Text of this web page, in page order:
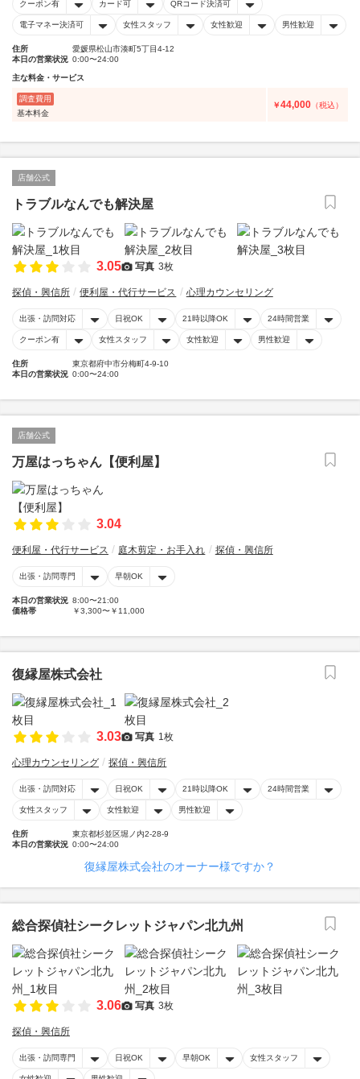
クーポン有 カード可 QRコード決済可
電子マネー決済可 女性スタッフ 女性歓迎 男性歓迎
住所
愛媛県松山市湊町5丁目4-12
本日の営業状況 0:00〜24:00
主な料金・サービス
調査費用
基本料金
￥44,000 （税込）
店舗公式
トラブルなんでも解決屋
3.05 写真 3枚
探偵・興信所 便利屋・代行サービス 心理カウンセリング
出張・訪問対応 日祝OK 21時以降OK 24時間営業
クーポン有 女性スタッフ 女性歓迎 男性歓迎
住所
東京都府中市分梅町4-9-10
本日の営業状況 0:00〜24:00
店舗公式
万屋はっちゃん【便利屋】
3.04
便利屋・代行サービス 庭木剪定・お手入れ 探偵・興信所
出張・訪問専門 早朝OK
本日の営業状況 8:00〜21:00
価格帯
￥3,300〜￥11,000
復縁屋株式会社
3.03 写真 1枚
心理カウンセリング 探偵・興信所
出張・訪問対応 日祝OK 21時以降OK 24時間営業
女性スタッフ 女性歓迎 男性歓迎
住所
東京都杉並区堀ノ内2-28-9
本日の営業状況 0:00〜24:00
復縁屋株式会社のオーナー様ですか？
総合探偵社シークレットジャパン北九州
3.06 写真 3枚
探偵・興信所
出張・訪問専門 日祝OK 早朝OK 女性スタッフ